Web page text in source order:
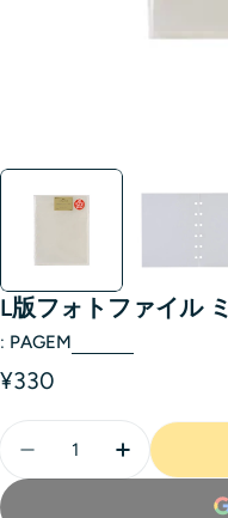
L版フォトファイル
: PAGEM
¥330